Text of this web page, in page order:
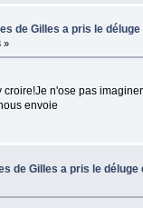
de Gilles a pris le
»
croire!Je n'ose pas
envoie
de Gilles a pris le